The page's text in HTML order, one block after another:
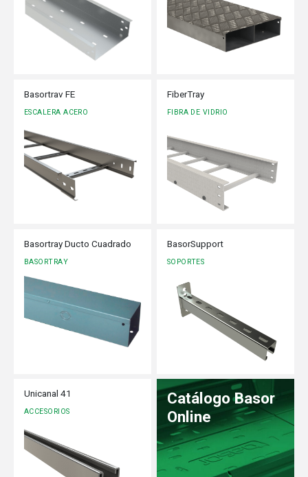
Basortrav FE
ESCALERA ACERO
FiberTray
FIBRA DE VIDRIO
Basortray Ducto Cuadrado
BASORTRAY
BasorSupport
SOPORTES
Unicanal 41
ACCESORIOS
Catálogo Basor
Online